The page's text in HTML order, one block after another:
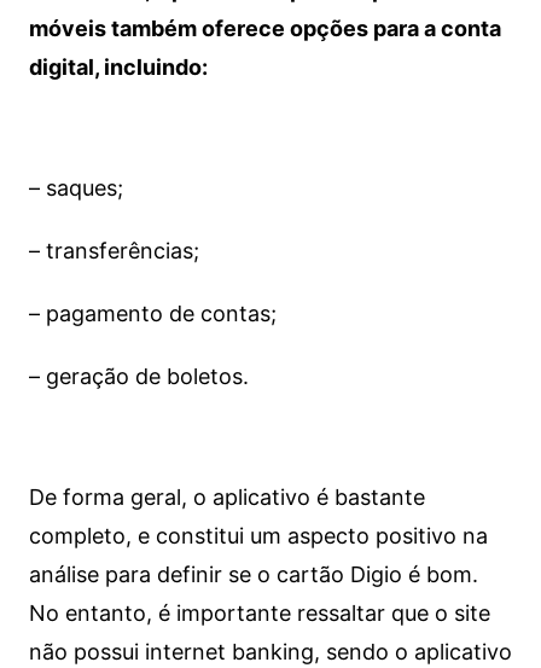
móveis também oferece opções para a conta
digital, incluindo:
– saques;
– transferências;
– pagamento de contas;
– geração de boletos.
De forma geral, o aplicativo é bastante
completo, e constitui um aspecto positivo na
análise para definir se o cartão Digio é bom.
No entanto, é importante ressaltar que o site
não possui internet banking, sendo o aplicativo